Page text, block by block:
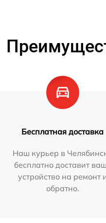
Бесплатная доставка
Наш курьер в
бесплатно доставит
устройство на ремонт
обратно.